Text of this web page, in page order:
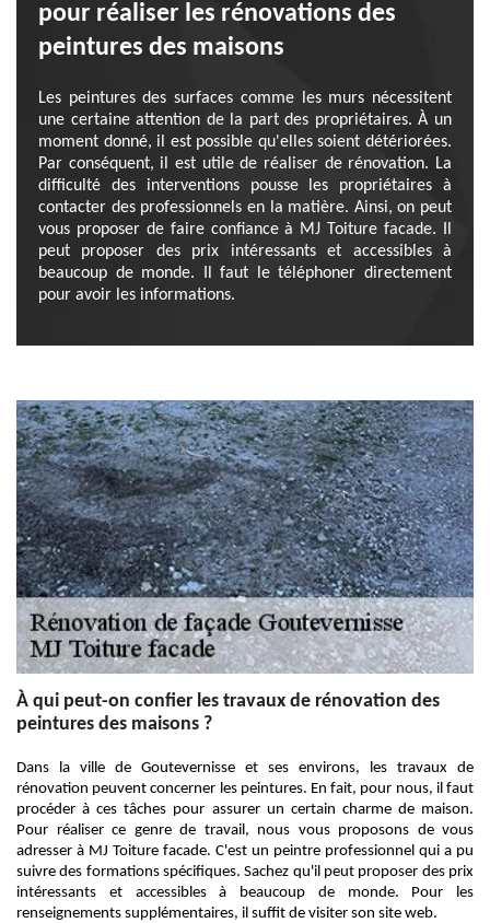
pour réaliser les rénovations des
peintures des maisons
Les peintures des surfaces comme les murs nécessitent
une certaine attention de la part des propriétaires. À un
moment donné, il est possible qu'elles soient détériorées.
Par conséquent, il est utile de réaliser de rénovation. La
difficulté des interventions pousse les propriétaires à
contacter des professionnels en la matière. Ainsi, on peut
vous proposer de faire confiance à MJ Toiture facade. Il
peut proposer des prix intéressants et accessibles à
beaucoup de monde. Il faut le téléphoner directement
pour avoir les informations.
À qui peut-on confier les travaux de rénovation des
peintures des maisons ?
Dans la ville de Goutevernisse et ses environs, les travaux de
rénovation peuvent concerner les peintures. En fait, pour nous, il faut
procéder à ces tâches pour assurer un certain charme de maison.
Pour réaliser ce genre de travail, nous vous proposons de vous
adresser à MJ Toiture facade. C'est un peintre professionnel qui a pu
suivre des formations spécifiques. Sachez qu'il peut proposer des prix
intéressants et accessibles à beaucoup de monde. Pour les
renseignements supplémentaires, il suffit de visiter son site web.